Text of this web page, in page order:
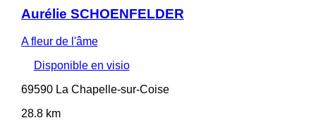
Aurélie SCHOENFELDER
A fleur de l'âme
Disponible en visio
69590 La Chapelle-sur-Coise
28.8 km